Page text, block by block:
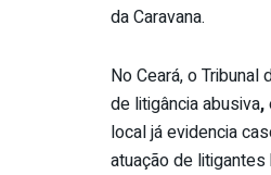
da Caravana.
No Ceará, o
de litigância abusiva,
local já evidencia
atuação de litigantes